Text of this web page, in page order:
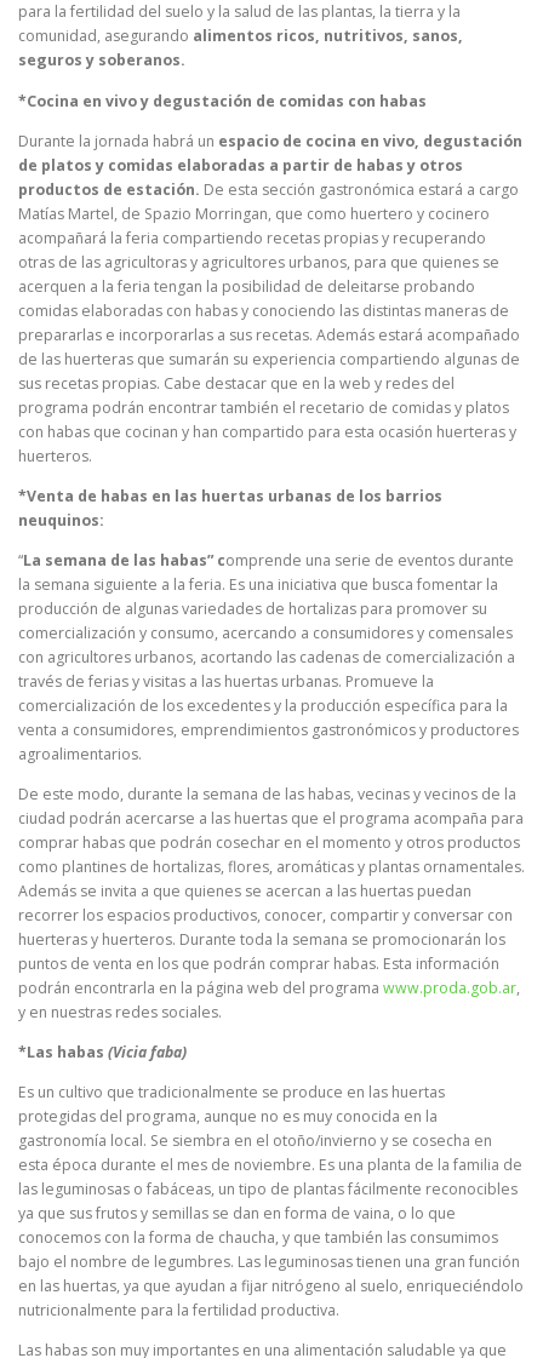
para la fertilidad del suelo y la salud de las plantas, la tierra y la
comunidad, asegurando alimentos ricos, nutritivos, sanos,
seguros y soberanos.
*Cocina en vivo y degustación de comidas con habas
Durante la jornada habrá un espacio de cocina en vivo, degustación
de platos y comidas elaboradas a partir de habas y otros
productos de estación. De esta sección gastronómica estará a cargo
Matías Martel, de Spazio Morringan, que como huertero y cocinero
acompañará la feria compartiendo recetas propias y recuperando
otras de las agricultoras y agricultores urbanos, para que quienes se
acerquen a la feria tengan la posibilidad de deleitarse probando
comidas elaboradas con habas y conociendo las distintas maneras de
prepararlas e incorporarlas a sus recetas. Además estará acompañado
de las huerteras que sumarán su experiencia compartiendo algunas de
sus recetas propias. Cabe destacar que en la web y redes del
programa podrán encontrar también el recetario de comidas y platos
con habas que cocinan y han compartido para esta ocasión huerteras y
huerteros.
*Venta de habas en las huertas urbanas de los barrios
neuquinos:
“La semana de las habas” comprende una serie de eventos durante
la semana siguiente a la feria. Es una iniciativa que busca fomentar la
producción de algunas variedades de hortalizas para promover su
comercialización y consumo, acercando a consumidores y comensales
con agricultores urbanos, acortando las cadenas de comercialización a
través de ferias y visitas a las huertas urbanas. Promueve la
comercialización de los excedentes y la producción específica para la
venta a consumidores, emprendimientos gastronómicos y productores
agroalimentarios.
De este modo, durante la semana de las habas, vecinas y vecinos de la
ciudad podrán acercarse a las huertas que el programa acompaña para
comprar habas que podrán cosechar en el momento y otros productos
como plantines de hortalizas, flores, aromáticas y plantas ornamentales.
Además se invita a que quienes se acercan a las huertas puedan
recorrer los espacios productivos, conocer, compartir y conversar con
huerteras y huerteros. Durante toda la semana se promocionarán los
puntos de venta en los que podrán comprar habas. Esta información
podrán encontrarla en la página web del programa www.proda.gob.ar,
y en nuestras redes sociales.
*Las habas (Vicia faba)
Es un cultivo que tradicionalmente se produce en las huertas
protegidas del programa, aunque no es muy conocida en la
gastronomía local. Se siembra en el otoño/invierno y se cosecha en
esta época durante el mes de noviembre. Es una planta de la familia de
las leguminosas o fabáceas, un tipo de plantas fácilmente reconocibles
ya que sus frutos y semillas se dan en forma de vaina, o lo que
conocemos con la forma de chaucha, y que también las consumimos
bajo el nombre de legumbres. Las leguminosas tienen una gran función
en las huertas, ya que ayudan a fijar nitrógeno al suelo, enriqueciéndolo
nutricionalmente para la fertilidad productiva.
Las habas son muy importantes en una alimentación saludable ya que